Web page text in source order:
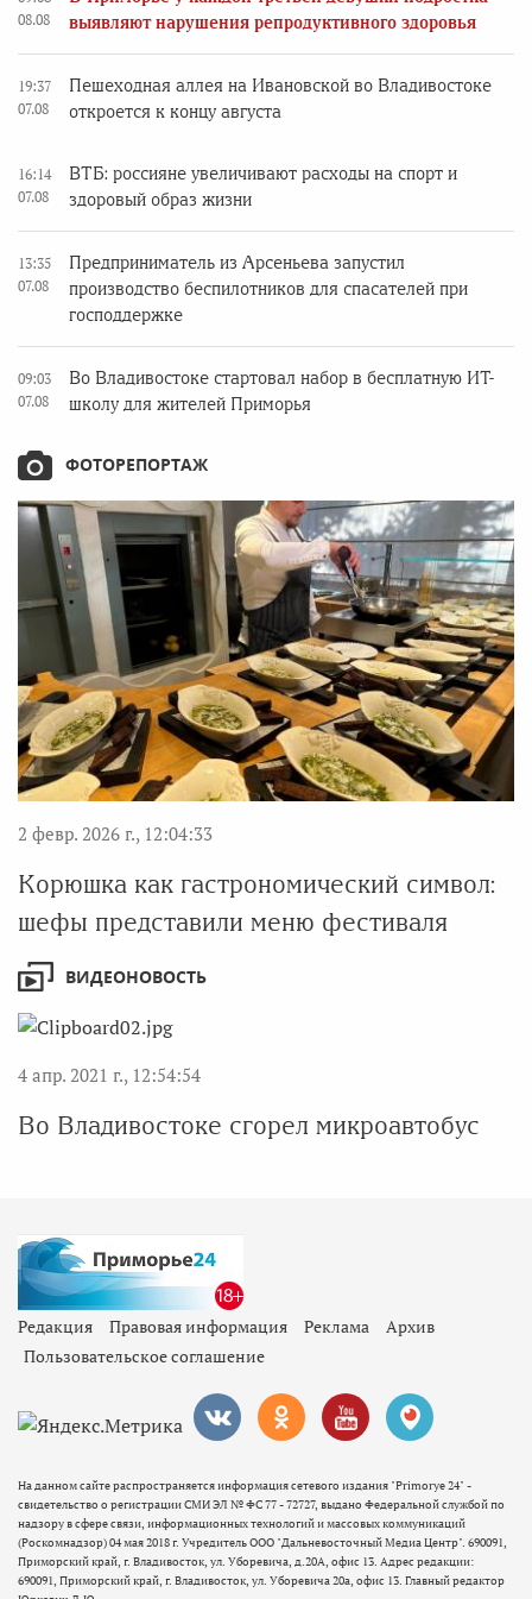
08.08
выявляют нарушения репродуктивного здоровья
19:37
07.08
Пешеходная аллея на Ивановской во Владивостоке
откроется к концу августа
16:14
07.08
ВТБ: россияне увеличивают расходы на спорт и
здоровый образ жизни
13:35
07.08
Предприниматель из Арсеньева запустил
производство беспилотников для спасателей при
господдержке
09:03
07.08
Во Владивостоке стартовал набор в бесплатную ИТ-
школу для жителей Приморья
ФОТОРЕПОРТАЖ
2 февр. 2026 г., 12:04:33
Корюшка как гастрономический символ:
шефы представили меню фестиваля
ВИДЕОНОВОСТЬ
4 апр. 2021 г., 12:54:54
Во Владивостоке сгорел микроавтобус
Редакция Правовая информация Реклама
Архив
Пользовательское соглашение
На данном сайте распространяется информация сетевого издания "Primorye 24" -
свидетельство о регистрации СМИ ЭЛ № ФС 77 - 72727, выдано Федеральной службой по
надзору в сфере связи, информационных технологий и массовых коммуникаций
(Роскомнадзор) 04 мая 2018 г. Учредитель ООО "Дальневосточный Медиа Центр". 690091,
Приморский край, г. Владивосток, ул. Уборевича, д.20А, офис 13. Адрес редакции:
690091, Приморский край, г. Владивосток, ул. Уборевича 20а, офис 13. Главный редактор